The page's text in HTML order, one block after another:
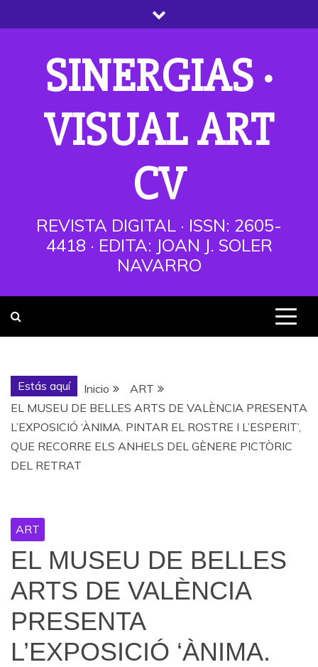
al
SINERGIAS ·
VISUAL ART
CV
REVISTA DIGITAL · ISSN: 2605-
4418 · EDITA: JOAN J. SOLER
NAVARRO
Estás aquí Inicio
ART
EL MUSEU DE BELLES ARTS DE VALÈNCIA PRESENTA
L’EXPOSICIÓ ‘ÀNIMA. PINTAR EL ROSTRE I L’ESPERIT’,
QUE RECORRE ELS ANHELS DEL GÈNERE PICTÒRIC
DEL RETRAT
ART
EL MUSEU DE BELLES
ARTS DE VALÈNCIA
PRESENTA
L’EXPOSICIÓ ‘ÀNIMA.